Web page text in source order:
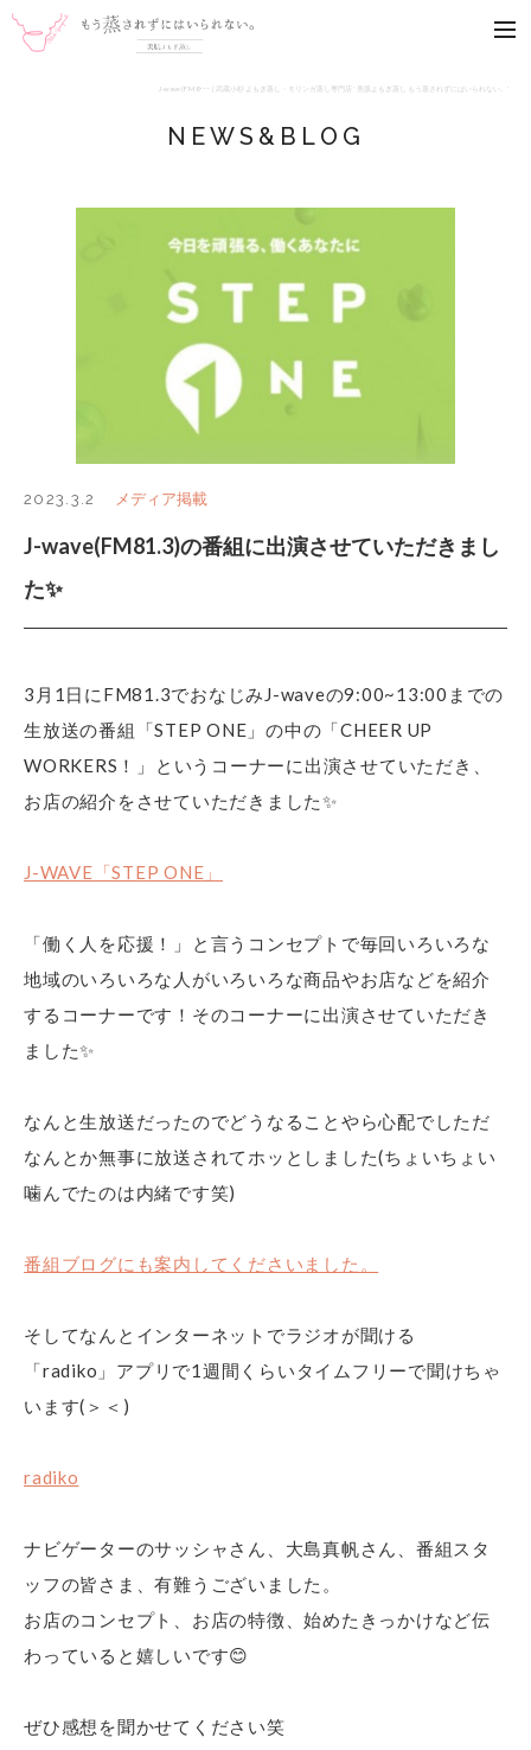
J-wave(FM8･･･ | 武蔵小杉 よもぎ蒸し・モリンガ蒸し専門店 ' 美肌よもぎ蒸し もう蒸されずにはいられない。'
NEWS&BLOG
2023.3.2 メディア掲載
J-wave(FM81.3)の番組に出演させていただきまし
た✨
3月1日にFM81.3でおなじみJ-waveの9:00~13:00までの
生放送の番組「STEP ONE」の中の「CHEER UP
WORKERS！」というコーナーに出演させていただき、
お店の紹介をさせていただきました✨
J-WAVE「STEP ONE」
「働く人を応援！」と言うコンセプトで毎回いろいろな
地域のいろいろな人がいろいろな商品やお店などを紹介
するコーナーです！そのコーナーに出演させていただき
ました✨
なんと生放送だったのでどうなることやら心配でしただ
なんとか無事に放送されてホッとしました(ちょいちょい
噛んでたのは内緒です笑)
番組ブログにも案内してくださいました。
そしてなんとインターネットでラジオが聞ける
「radiko」アプリで1週間くらいタイムフリーで聞けちゃ
います(＞＜)
radiko
ナビゲーターのサッシャさん、大島真帆さん、番組スタ
ッフの皆さま、有難うございました。
お店のコンセプト、お店の特徴、始めたきっかけなど伝
わっていると嬉しいです😊
ぜひ感想を聞かせてください笑